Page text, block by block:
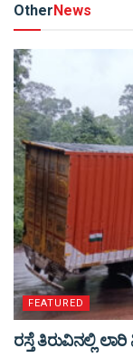
Other News
FEATURED
ರಸ್ತೆ ತಿರುವಿನಲ್ಲಿ